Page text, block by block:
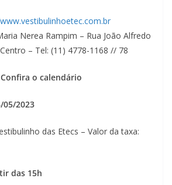
Nerea Rampim – Rua João Alfredo
– Tel: (11) 4778-1168 // 78
Confira o calendário
05/2023
das Etecs – Valor da taxa:
das 15h